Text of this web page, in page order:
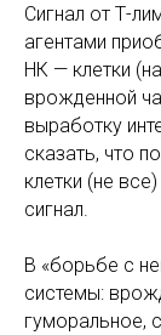
Сигнал от Т-
агентами
НК — клетки
врожденной
выработку
сказать, что
клетки (не
сигнал.
В «борьбе с
системы:
гуморальное,